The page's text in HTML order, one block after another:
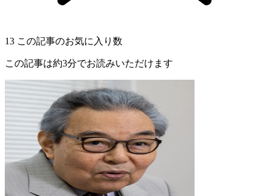
13 この記事のお気に入り数
この記事は約3分でお読みいただけます